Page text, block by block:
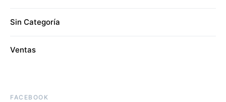
Sin Categoría
Ventas
FACEBOOK